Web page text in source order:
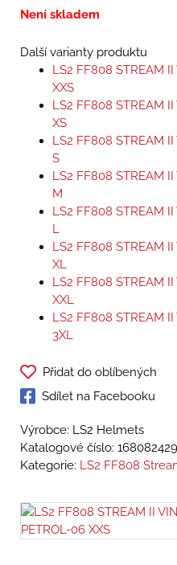
Není skladem
Další varianty produktu
LS2 FF808 STREAM
XXS
LS2 FF808 STREAM
XS
LS2 FF808 STREAM
S
LS2 FF808 STREAM
M
LS2 FF808 STREAM
L
LS2 FF808 STREAM
XL
LS2 FF808 STREAM
XXL
LS2 FF808 STREAM
3XL
Přidat do oblíbených
Sdílet na Facebooku
Výrobce: LS2 Helmets
Katalogové číslo:
Kategorie: LS2 FF808